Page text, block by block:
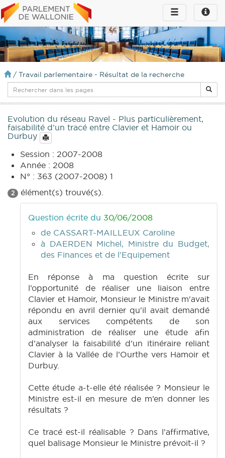
Toggle
infos
Toggle
navigation
/ Travail parlementaire - Résultat de la recherche
Evolution du réseau Ravel - Plus particulièrement,
faisabilité d'un tracé entre Clavier et Hamoir ou
Durbuy
Session : 2007-2008
Année : 2008
N° : 363 (2007-2008) 1
2 élément(s) trouvé(s).
Question écrite du 30/06/2008
de CASSART-MAILLEUX Caroline
à DAERDEN Michel, Ministre du Budget,
des Finances et de l'Equipement
En réponse à ma question écrite sur
l’opportunité de réaliser une liaison entre
Clavier et Hamoir, Monsieur le Ministre m'avait
répondu en avril dernier qu'il avait demandé
aux services compétents de son
administration de réaliser une étude afin
d’analyser la faisabilité d’un itinéraire reliant
Clavier à la Vallée de l’Ourthe vers Hamoir et
Durbuy.
Cette étude a-t-elle été réalisée ? Monsieur le
Ministre est-il en mesure de m’en donner les
résultats ?
Ce tracé est-il réalisable ? Dans l’affirmative,
quel balisage Monsieur le Ministre prévoit-il ?